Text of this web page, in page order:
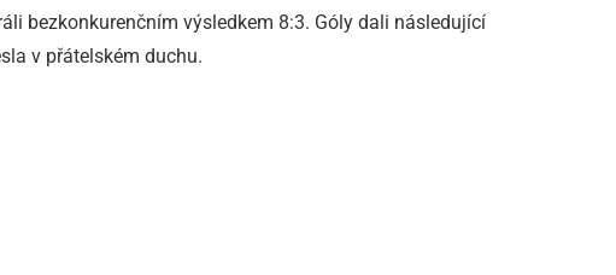
bezkonkurenčním výsledkem 8:3. Góly dali následující
v přátelském duchu.